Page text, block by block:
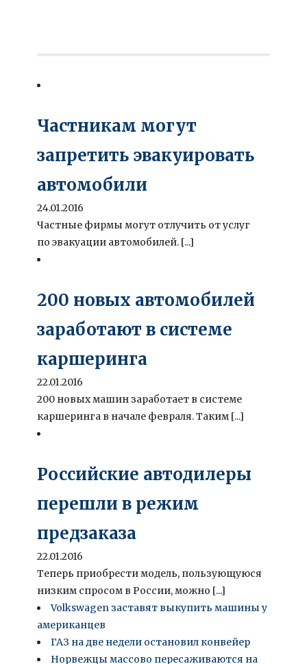
Частникам могут
запретить эвакуировать
автомобили
24.01.2016
Частные фирмы могут отлучить от услуг
по эвакуации автомобилей. [...]
200 новых автомобилей
заработают в системе
каршеринга
22.01.2016
200 новых машин заработает в системе
каршеринга в начале февраля. Таким [...]
Российские автодилеры
перешли в режим
предзаказа
22.01.2016
Теперь приобрести модель, пользующуюся
низким спросом в России, можно [...]
Volkswagen заставят выкупить машины у
американцев
ГАЗ на две недели остановил конвейер
Норвежцы массово пересаживаются на